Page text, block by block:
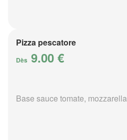
Pizza pescatore
Dès 9.00 €
Base sauce tomate,